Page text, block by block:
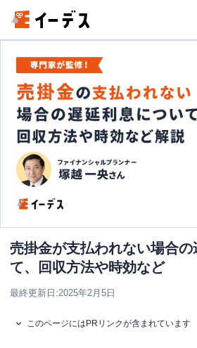
売掛金が支払われない場合
て、回収方法や時効など
最終更新日:2025年2月5日
このページにはPRリンクが含まれています